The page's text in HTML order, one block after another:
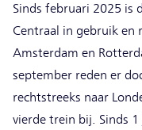
Sinds februari 2025 is
Centraal in gebruik en
Amsterdam en
september reden er
rechtstreeks naar
vierde trein bij. Sinds